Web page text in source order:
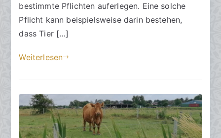
z
e
m
e
2
0
2
3
bestimmte Pflichten auferlegen. Eine solche
Pflicht kann beispielsweise darin bestehen,
dass Tier […]
Weiterlesen